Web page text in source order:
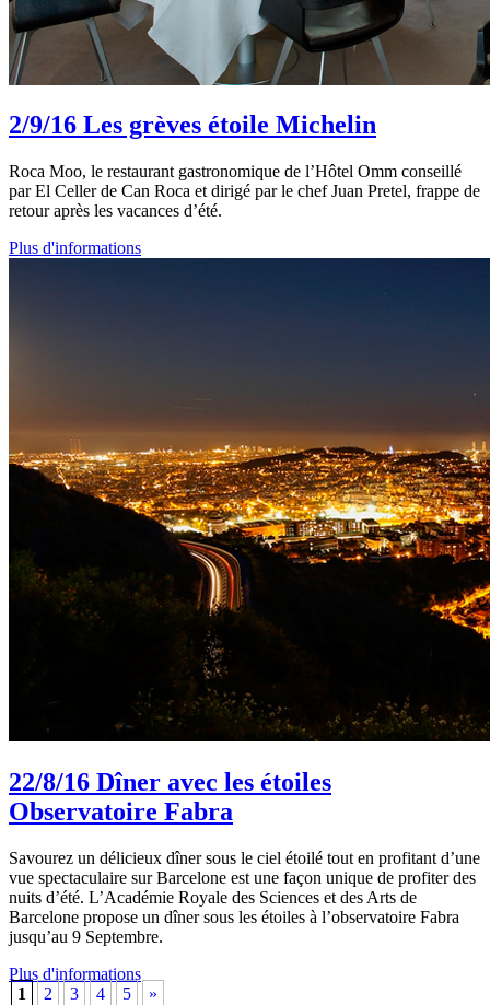
2/9/16 Les grèves étoile Michelin
Roca Moo, le restaurant gastronomique de l’Hôtel Omm conseillé
par El Celler de Can Roca et dirigé par le chef Juan Pretel, frappe de
retour après les vacances d’été.
Plus d'informations
22/8/16 Dîner avec les étoiles
Observatoire Fabra
Savourez un délicieux dîner sous le ciel étoilé tout en profitant d’une
vue spectaculaire sur Barcelone est une façon unique de profiter des
nuits d’été. L’Académie Royale des Sciences et des Arts de
Barcelone propose un dîner sous les étoiles à l’observatoire Fabra
jusqu’au 9 Septembre.
Plus d'informations
1
2 3 4 5
»